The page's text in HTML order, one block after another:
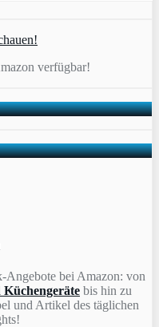
verfügbar!
Angebote bei Amazon: von
bis hin zu
und Artikel des täglichen